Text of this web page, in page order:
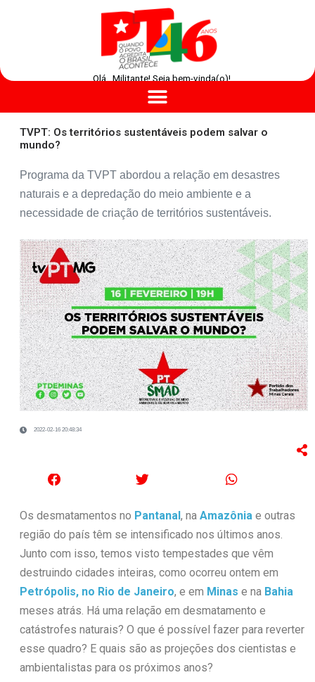
Olá , Militante! Seja bem-vinda(o)!
TVPT: Os territórios sustentáveis podem salvar o
mundo?
Programa da TVPT abordou a relação em desastres
naturais e a depredação do meio ambiente e a
necessidade de criação de territórios sustentáveis.
2022-02-16 20:48:34
Os desmatamentos no Pantanal, na Amazônia e outras
região do país têm se intensificado nos últimos anos.
Junto com isso, temos visto tempestades que vêm
destruindo cidades inteiras, como ocorreu ontem em
Petrópolis, no Rio de Janeiro, e em Minas e na Bahia
meses atrás. Há uma relação em desmatamento e
catástrofes naturais? O que é possível fazer para reverter
esse quadro? E quais são as projeções dos cientistas e
ambientalistas para os próximos anos?